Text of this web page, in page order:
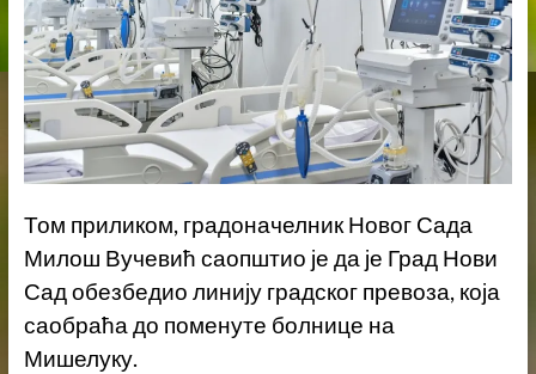
Том приликом, градоначелник Новог Сада
Милош Вучевић саопштио је да је Град Нови
Сад обезбедио линију градског превоза, која
саобраћа до поменуте болнице на
Мишелуку.